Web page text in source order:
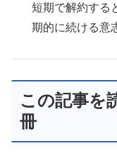
短期で解約する
期的に続ける意
この記事を
冊